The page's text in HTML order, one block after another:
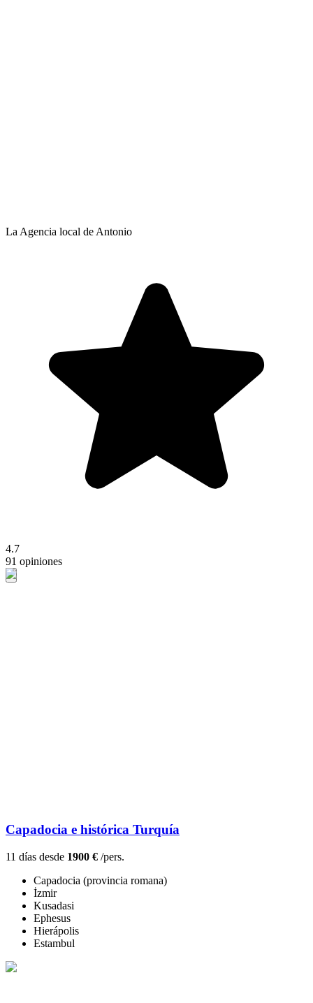
La Agencia local de Antonio
4.7
91 opiniones
Capadocia e histórica Turquía
11 días desde 1900 € /pers.
Capadocia (provincia romana)
İzmir
Kusadasi
Ephesus
Hierápolis
Estambul